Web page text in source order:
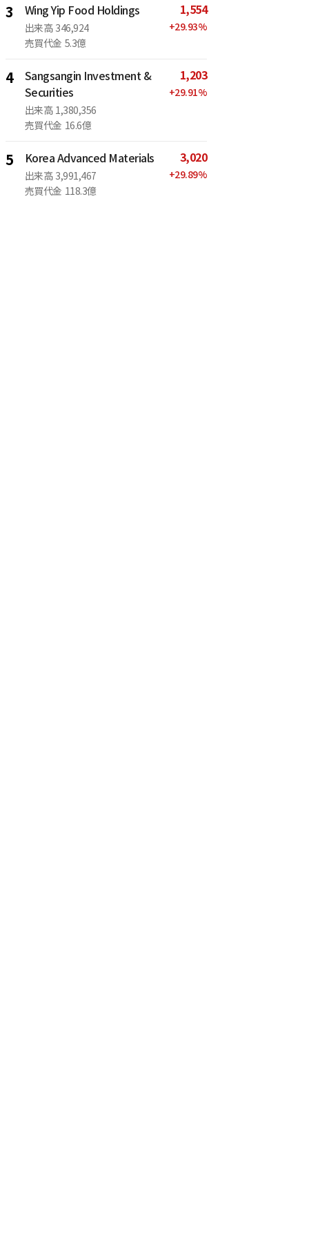
3 Wing Yip Food Holdings
出来高 346,924
売買代金 5.3億
1,554
+29.93%
4
Sangsangin Investment &
Securities
出来高 1,380,356
売買代金 16.6億
1,203
+29.91%
5 Korea Advanced Materials
出来高 3,991,467
売買代金 118.3億
3,020
+29.89%